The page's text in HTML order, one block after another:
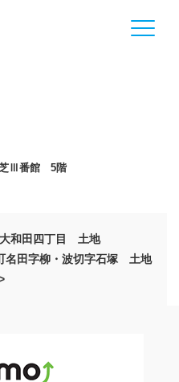
芝Ⅲ番館 5階
大和田四丁目 土地
名田字柳・波切字石塚 土地